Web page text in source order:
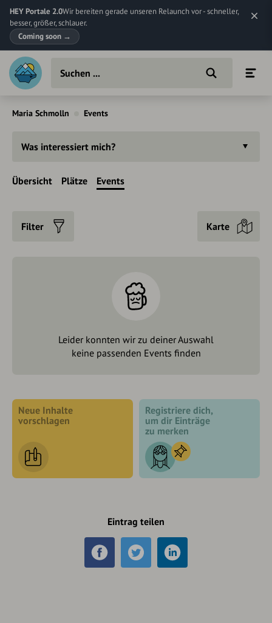
HEY Portale 2.0Wir bereiten gerade unseren Relaunch vor - schneller,
besser, größer, schlauer.
Coming soon →
Maria Schmolln Events
Was interessiert mich?
Übersicht Plätze Events
Filter Karte
Leider konnten wir zu deiner Auswahl
keine passenden Events finden
Neue Inhalte
vorschlagen
Registriere dich,
um dir Einträge
zu merken
Eintrag teilen